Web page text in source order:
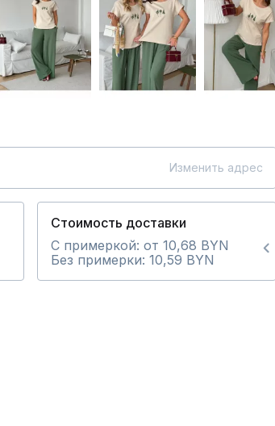
Изменить адрес
Стоимость доставки
С примеркой: от 10,68 BYN
Без примерки: 10,59 BYN